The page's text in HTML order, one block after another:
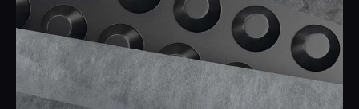
СПЕЦПРЕДЛОЖЕНИЕ